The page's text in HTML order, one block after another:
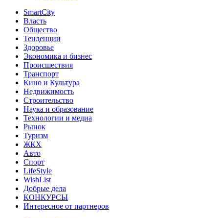
SmartCity
Власть
Общество
Тенденции
Здоровье
Экономика и бизнес
Происшествия
Транспорт
Кино и Культура
Недвижимость
Строительство
Наука и образование
Технологии и медиа
Рынок
Туризм
ЖКХ
Авто
Спорт
LifeStyle
WishList
Добрые дела
КОНКУРСЫ
Интересное от партнеров